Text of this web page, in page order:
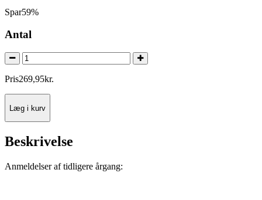
Spar59%
Antal
Pris269,95kr.
Læg i kurv
Beskrivelse
Anmeldelser af tidligere årgang: